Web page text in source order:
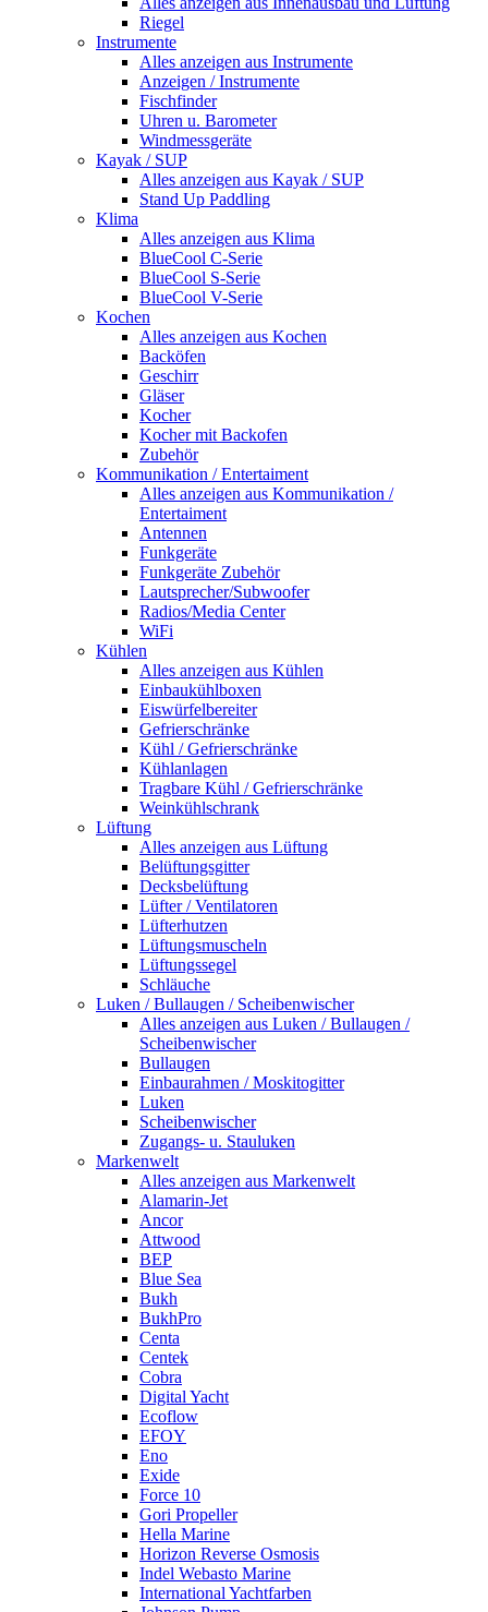
Riegel
Instrumente
Alles anzeigen aus Instrumente
Anzeigen / Instrumente
Fischfinder
Uhren u. Barometer
Windmessgeräte
Kayak / SUP
Alles anzeigen aus Kayak / SUP
Stand Up Paddling
Klima
Alles anzeigen aus Klima
BlueCool C-Serie
BlueCool S-Serie
BlueCool V-Serie
Kochen
Alles anzeigen aus Kochen
Backöfen
Geschirr
Gläser
Kocher
Kocher mit Backofen
Zubehör
Kommunikation / Entertaiment
Alles anzeigen aus Kommunikation /
Entertaiment
Antennen
Funkgeräte
Funkgeräte Zubehör
Lautsprecher/Subwoofer
Radios/Media Center
WiFi
Kühlen
Alles anzeigen aus Kühlen
Einbaukühlboxen
Eiswürfelbereiter
Gefrierschränke
Kühl / Gefrierschränke
Kühlanlagen
Tragbare Kühl / Gefrierschränke
Weinkühlschrank
Lüftung
Alles anzeigen aus Lüftung
Belüftungsgitter
Decksbelüftung
Lüfter / Ventilatoren
Lüfterhutzen
Lüftungsmuscheln
Lüftungssegel
Schläuche
Luken / Bullaugen / Scheibenwischer
Alles anzeigen aus Luken / Bullaugen /
Scheibenwischer
Bullaugen
Einbaurahmen / Moskitogitter
Luken
Scheibenwischer
Zugangs- u. Stauluken
Markenwelt
Alles anzeigen aus Markenwelt
Alamarin-Jet
Ancor
Attwood
BEP
Blue Sea
Bukh
BukhPro
Centa
Centek
Cobra
Digital Yacht
Ecoflow
EFOY
Eno
Exide
Force 10
Gori Propeller
Hella Marine
Horizon Reverse Osmosis
Indel Webasto Marine
International Yachtfarben